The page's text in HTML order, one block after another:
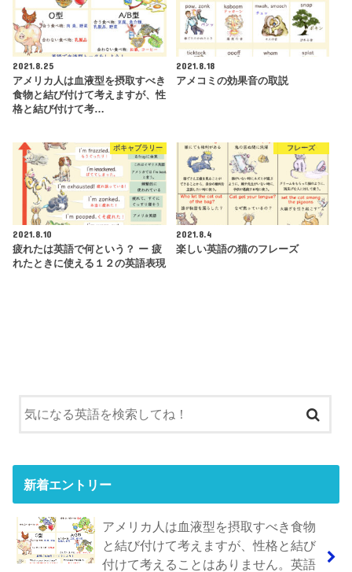
2021.8.25
アメリカ人は血液型を摂取すべき
食物と結び付けて考えますが、性
格と結び付けて考…
2021.8.18
アメコミの効果音の取説
ボキャブラリー
2021.8.10
疲れたは英語で何という？ ー 疲
れたときに使える１２の英語表現
フレーズ
2021.8.4
楽しい英語の猫のフレーズ
新着エントリー
アメリカ人は血液型を摂取すべき食物
と結び付けて考えますが、性格と結び
付けて考えることはありません。英語